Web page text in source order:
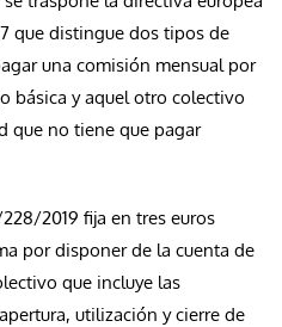
que distingue dos tipos de
una comisión mensual por
básica y aquel otro colectivo
que no tiene que pagar
2019 fija en tres euros
por disponer de la cuenta de
que incluye las
utilización y cierre de